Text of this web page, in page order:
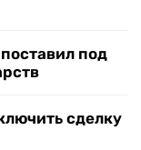
под
сделку